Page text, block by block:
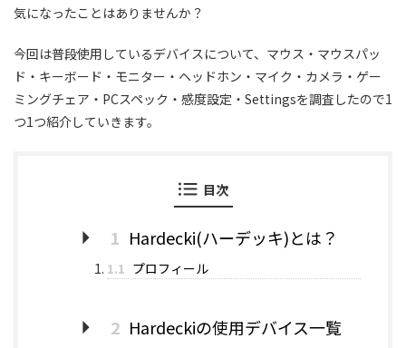
気になったことはありませんか？
今回は普段使用しているデバイスについて、マウス・マウスパッ
ド・キーボード・モニター・ヘッドホン・マイク・カメラ・ゲー
ミングチェア・PCスペック・感度設定・Settingsを調査したので1
つ1つ紹介していきます。
目次
1 Hardecki(ハーデッキ)とは？
1.1 プロフィール
2 Hardeckiの使用デバイス一覧